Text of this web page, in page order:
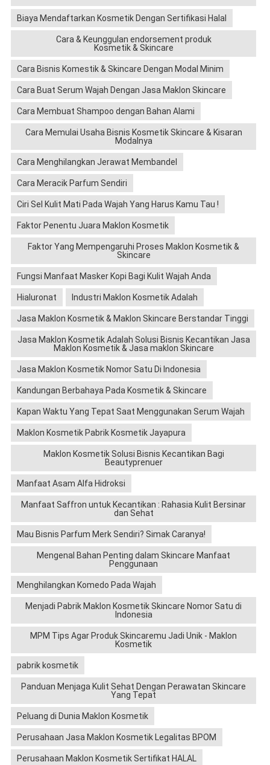
Biaya Mendaftarkan Kosmetik Dengan Sertifikasi Halal
Cara & Keunggulan endorsement produk
Kosmetik & Skincare
Cara Bisnis Komestik & Skincare Dengan Modal Minim
Cara Buat Serum Wajah Dengan Jasa Maklon Skincare
Cara Membuat Shampoo dengan Bahan Alami
Cara Memulai Usaha Bisnis Kosmetik Skincare & Kisaran
Modalnya
Cara Menghilangkan Jerawat Membandel
Cara Meracik Parfum Sendiri
Ciri Sel Kulit Mati Pada Wajah Yang Harus Kamu Tau !
Faktor Penentu Juara Maklon Kosmetik
Faktor Yang Mempengaruhi Proses Maklon Kosmetik &
Skincare
Fungsi Manfaat Masker Kopi Bagi Kulit Wajah Anda
Hialuronat Industri Maklon Kosmetik Adalah
Jasa Maklon Kosmetik & Maklon Skincare Berstandar Tinggi
Jasa Maklon Kosmetik Adalah Solusi Bisnis Kecantikan Jasa
Maklon Kosmetik & Jasa maklon Skincare
Jasa Maklon Kosmetik Nomor Satu Di Indonesia
Kandungan Berbahaya Pada Kosmetik & Skincare
Kapan Waktu Yang Tepat Saat Menggunakan Serum Wajah
Maklon Kosmetik Pabrik Kosmetik Jayapura
Maklon Kosmetik Solusi Bisnis Kecantikan Bagi
Beautyprenuer
Manfaat Asam Alfa Hidroksi
Manfaat Saffron untuk Kecantikan : Rahasia Kulit Bersinar
dan Sehat
Mau Bisnis Parfum Merk Sendiri? Simak Caranya!
Mengenal Bahan Penting dalam Skincare Manfaat
Penggunaan
Menghilangkan Komedo Pada Wajah
Menjadi Pabrik Maklon Kosmetik Skincare Nomor Satu di
Indonesia
MPM Tips Agar Produk Skincaremu Jadi Unik - Maklon
Kosmetik
pabrik kosmetik
Panduan Menjaga Kulit Sehat Dengan Perawatan Skincare
Yang Tepat
Peluang di Dunia Maklon Kosmetik
Perusahaan Jasa Maklon Kosmetik Legalitas BPOM
Perusahaan Maklon Kosmetik Sertifikat HALAL